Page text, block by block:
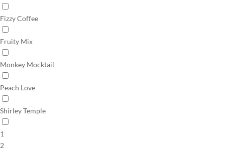
Fizzy Coffee
Fruity Mix
Monkey Mocktail
Peach Love
Shirley Temple
1
2